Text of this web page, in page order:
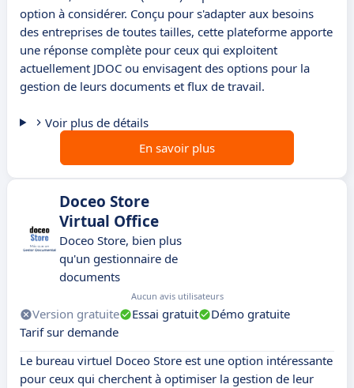
option à considérer. Conçu pour s'adapter aux besoins
des entreprises de toutes tailles, cette plateforme apporte
une réponse complète pour ceux qui exploitent
actuellement JDOC ou envisagent des options pour la
gestion de leurs documents et flux de travail.
Voir plus de détails
En savoir plus
Doceo Store
Virtual Office
Doceo Store, bien plus
qu'un gestionnaire de
documents
Aucun avis utilisateurs
Version gratuite Essai gratuit
Démo gratuite
Tarif sur demande
Le bureau virtuel Doceo Store est une option intéressante
pour ceux qui cherchent à optimiser la gestion de leur